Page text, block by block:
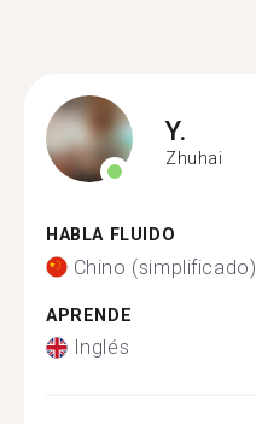
Y.
Zhuhai
HABLA FLUIDO
Chino (simplificado)
APRENDE
Inglés